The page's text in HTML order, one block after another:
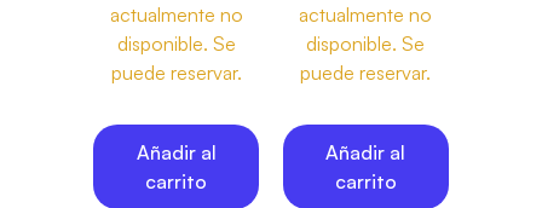
actualmente no
disponible. Se
puede reservar.
Añadir al
carrito
actualmente no
disponible. Se
puede reservar.
Añadir al
carrito